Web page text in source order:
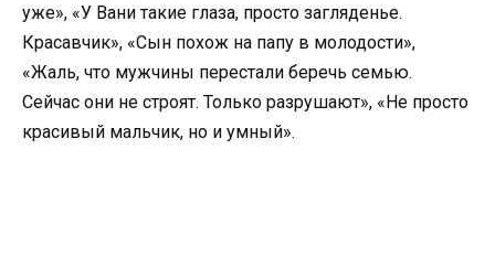
уже», «У Вани такие глаза, просто загляденье.
Красавчик», «Сын похож на папу в молодости»,
«Жаль, что мужчины перестали беречь семью.
Сейчас они не строят. Только разрушают», «Не просто
красивый мальчик, но и умный».